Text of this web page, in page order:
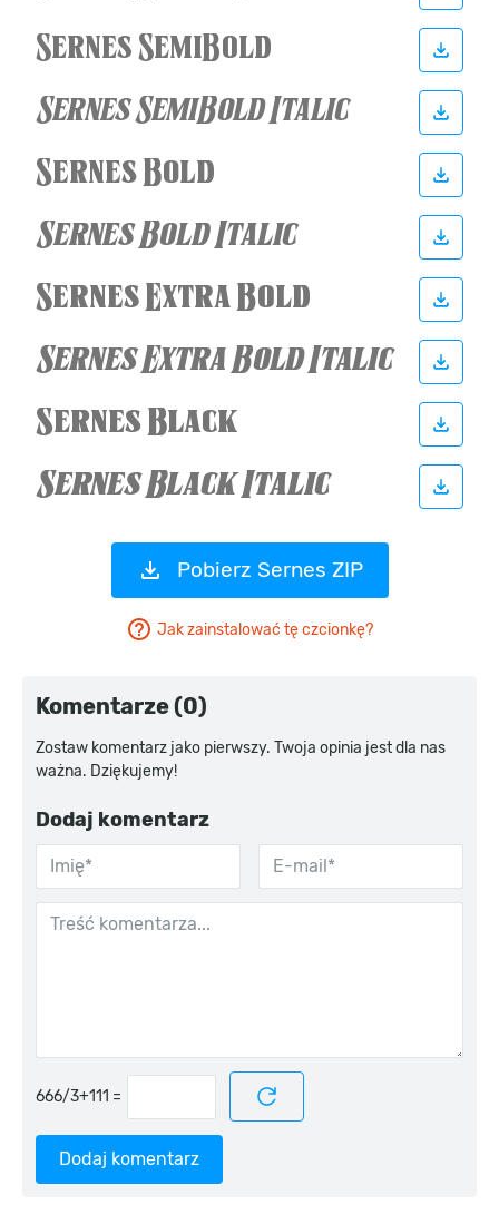
Pobierz Sernes ZIP
Jak zainstalować tę czcionkę?
Komentarze (0)
Zostaw komentarz jako pierwszy. Twoja opinia jest dla nas
ważna. Dziękujemy!
Dodaj komentarz
=
Dodaj komentarz